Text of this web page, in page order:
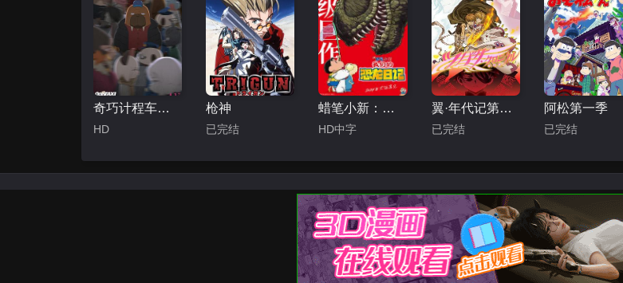
奇巧计程车剧场版
HD
枪神
已完结
蜡笔小新：我们的恐龙日记
HD中字
翼·年代记第二季
已完结
阿松第一季
已完结